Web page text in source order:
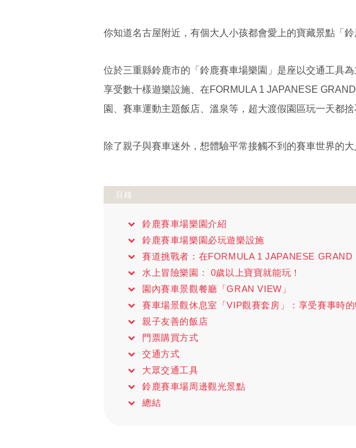
你知道名古屋附近，有個大人小孩都會愛上的寶藏景點「
位於三重縣鈴鹿市的「鈴鹿賽車場樂園」是座以交通工具
享受數十樣遊樂設施、在FORMULA 1 JAPANESE
園、賽車運動主題飯店、溫泉等，超大渡假園區玩一天都捨
除了親子與賽車迷外，想體驗平常接觸不到的賽車世界的大
目錄
鈴鹿賽車場樂園介紹
鈴鹿賽車場樂園必玩遊樂設施
賽道挑戰者：在FORMULA 1 JAPANESE GRAND
水上冒險樂園： 0歲以上寶寶就能玩！
園內賽車景觀餐廳「GRAN VIEW」
賽車場景觀休息室「VIP觀賽套房」：享受賽事時的
親子友善的飯店
門票購買方式
交通方式
大眾交通工具
鈴鹿賽車場周邊觀光景點
總結